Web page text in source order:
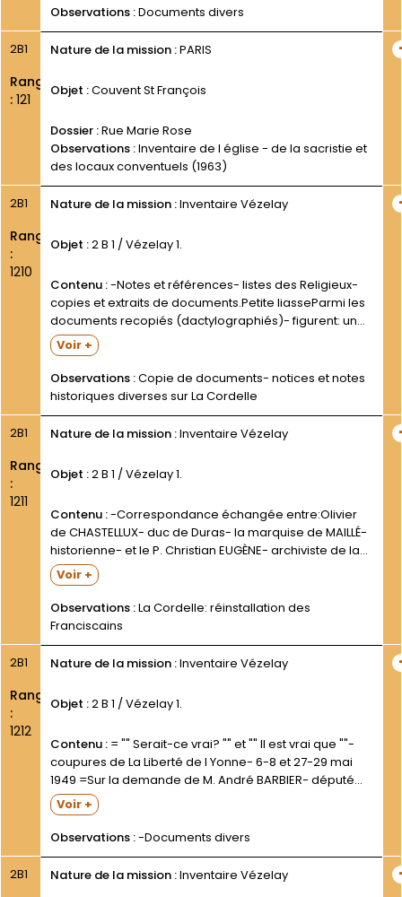
Observations :Documents divers
2B1
Rang
: 121
Nature de la mission :PARIS
Objet :Couvent St François
Dossier :Rue Marie Rose
Observations :Inventaire de l église - de la sacristie et
des locaux conventuels (1963)
2B1
Rang
:
1210
Nature de la mission :Inventaire Vézelay
Objet :2 B 1 / Vézelay 1.
Contenu :-Notes et références- listes des Religieux-
copies et extraits de documents.Petite liasseParmi les
documents recopiés (dactylographiés)- figurent: un
extrait de la Chronique de Salimbene- d après La
France Franciscaine- t. 1- 1912- p. 36 et suivantes; des
extraits des Annales...
Voir +
Observations :Copie de documents- notices et notes
historiques diverses sur La Cordelle
2B1
Rang
:
1211
Nature de la mission :Inventaire Vézelay
Objet :2 B 1 / Vézelay 1.
Contenu :-Correspondance échangée entre:Olivier
de CHASTELLUX- duc de Duras- la marquise de MAILLÉ-
historienne- et le P. Christian EUGÈNE- archiviste de la
Province St Pierre;le P. Marie-François AUBRY- ""
premier ermite ""- chargé des travaux d
aménagement- et le P. Jean-François...
Voir +
Observations :La Cordelle: réinstallation des
Franciscains
2B1
Rang
:
1212
Nature de la mission :Inventaire Vézelay
Objet :2 B 1 / Vézelay 1.
Contenu := "" Serait-ce vrai? "" et "" Il est vrai que ""-
coupures de La Liberté de l Yonne- 6-8 et 27-29 mai
1949 =Sur la demande de M. André BARBIER- député
des Vosges- père du P. Jean-François BARBIER-
Ministre...
Voir +
Observations :-Documents divers
2B1 Nature de la mission :Inventaire Vézelay